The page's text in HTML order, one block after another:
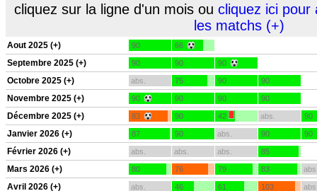
cliquez sur la ligne d'un mois ou cliquez ici pour
les matchs (+)
Aout 2025 (+) 90 66
Septembre 2025 (+) 90 90 90
Octobre 2025 (+) abs. 75 90 90
Novembre 2025 (+) 90 90 90 90
Décembre 2025 (+) 83 90 42 abs. 90
Janvier 2026 (+) 87 90 abs. 90 90
Février 2026 (+) abs. abs. abs. 85
Mars 2026 (+) 80 76 79 83
Avril 2026 (+) abs. 46 61 103